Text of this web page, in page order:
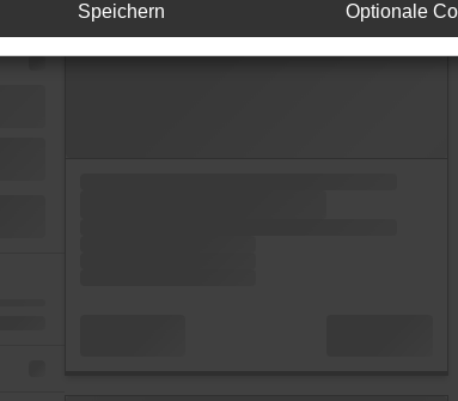
Speichern Optionale